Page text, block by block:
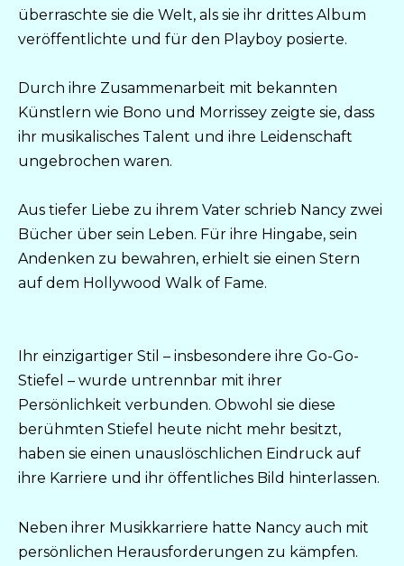
überraschte sie die Welt, als sie ihr drittes Album
veröffentlichte und für den Playboy posierte.
Durch ihre Zusammenarbeit mit bekannten
Künstlern wie Bono und Morrissey zeigte sie, dass
ihr musikalisches Talent und ihre Leidenschaft
ungebrochen waren.
Aus tiefer Liebe zu ihrem Vater schrieb Nancy zwei
Bücher über sein Leben. Für ihre Hingabe, sein
Andenken zu bewahren, erhielt sie einen Stern
auf dem Hollywood Walk of Fame.
Ihr einzigartiger Stil – insbesondere ihre Go-Go-
Stiefel – wurde untrennbar mit ihrer
Persönlichkeit verbunden. Obwohl sie diese
berühmten Stiefel heute nicht mehr besitzt,
haben sie einen unauslöschlichen Eindruck auf
ihre Karriere und ihr öffentliches Bild hinterlassen.
Neben ihrer Musikkarriere hatte Nancy auch mit
persönlichen Herausforderungen zu kämpfen.